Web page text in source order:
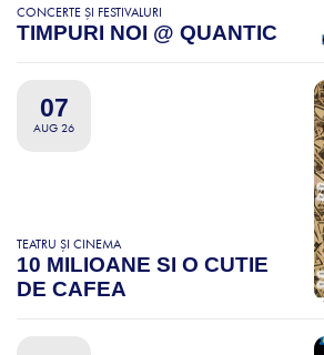
CONCERTE ȘI FESTIVALURI
TIMPURI NOI @ QUANTIC
07
AUG 26
TEATRU ȘI CINEMA
10 MILIOANE SI O CUTIE
DE CAFEA